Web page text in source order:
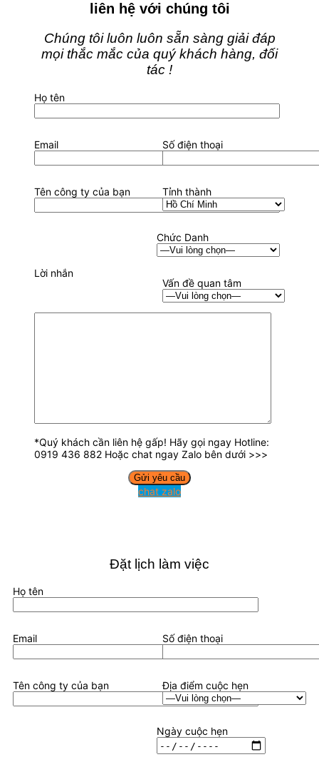
liên hệ với chúng tôi
Chúng tôi luôn luôn sẵn sàng giải đáp
mọi thắc mắc của quý khách hàng, đối
tác !
Họ tên
Email Số điện thoại
Tên công ty của bạn Tỉnh thành
Chức Danh
Vấn đề quan tâm
Lời nhắn
*Quý khách cần liên hệ gấp! Hãy gọi ngay Hotline:
0919 436 882 Hoặc chat ngay Zalo bên dưới >>>
chat zalo
Đặt lịch làm việc
Họ tên
Email Số điện thoại
Tên công ty của bạn Địa điểm cuộc hẹn
Ngày cuộc hẹn